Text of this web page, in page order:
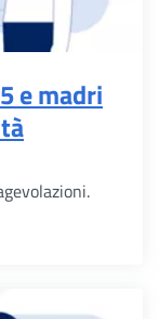
e madri